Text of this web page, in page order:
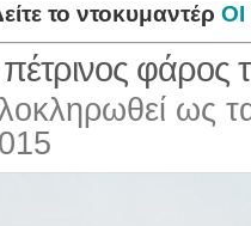
το ντοκυμαντέρ
φάρος
ως